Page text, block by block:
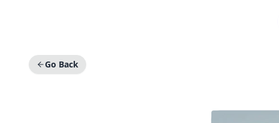
Go Back